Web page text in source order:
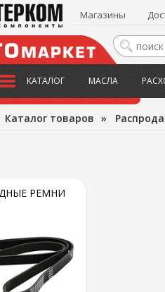
Магазины
КАТАЛОГ МАСЛА
Каталог товаров »
РЕМНИ